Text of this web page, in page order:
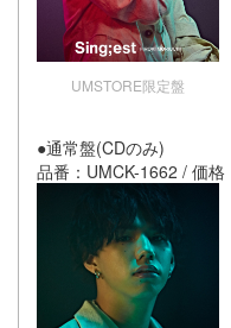
UMSTORE限定盤
●通常盤(CDのみ)
品番：UMCK-1662 / 価